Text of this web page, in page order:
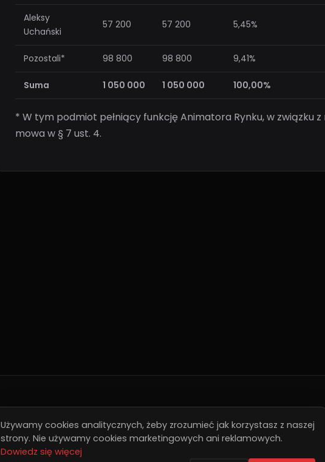
Aleksy
Uchański
57 200 57 200 5,45%
Pozostali* 98 800 98 800 9,41%
Suma 1 050 000 1 050 000 100,00%
* W tym podmiot pełniący funkcję Animatora Rynku, w związku
mowa w § 7 ust. 4.
Szybkie Linki
Nasze Gry
Publishing
Publishing
Szukasz wydawcy? Napisz
Newsletter
Otrzymuj
Używamy cookies analitycznych, żeby zrozumieć jak korzystasz z naszej
strony. Nie używamy cookies marketingowych ani reklamowych.
Dowiedz się więcej